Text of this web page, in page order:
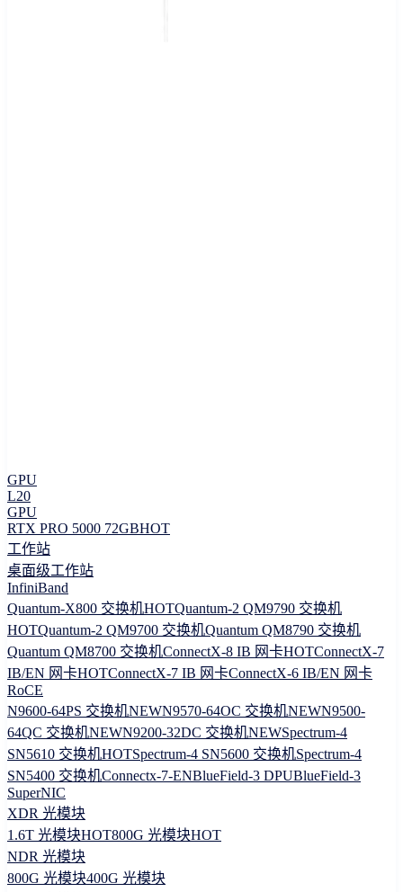
GPU
L20
GPU
RTX PRO 5000 72GBHOT
工作站
桌面级工作站
InfiniBand
Quantum-X800 交换机HOTQuantum-2 QM9790 交换机
HOTQuantum-2 QM9700 交换机Quantum QM8790 交换机
Quantum QM8700 交换机ConnectX-8 IB 网卡HOTConnectX-7
IB/EN 网卡HOTConnectX-7 IB 网卡ConnectX-6 IB/EN 网卡
RoCE
N9600-64PS 交换机NEWN9570-64OC 交换机NEWN9500-
64QC 交换机NEWN9200-32DC 交换机NEWSpectrum-4
SN5610 交换机HOTSpectrum-4 SN5600 交换机Spectrum-4
SN5400 交换机Connectx-7-ENBlueField-3 DPUBlueField-3
SuperNIC
XDR 光模块
1.6T 光模块HOT800G 光模块HOT
NDR 光模块
800G 光模块400G 光模块